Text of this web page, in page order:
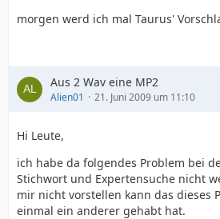
morgen werd ich mal Taurus'
Aus 2 Wav eine MP2
Alien01 21. Juni 2009 um 11:10
Hi Leute,
ich habe da folgendes Problem bei
Stichwort und Expertensuche nicht
mir nicht vorstellen kann das dieses
einmal ein anderer gehabt hat.